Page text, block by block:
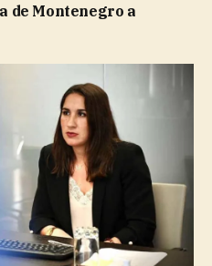
de Montenegro a